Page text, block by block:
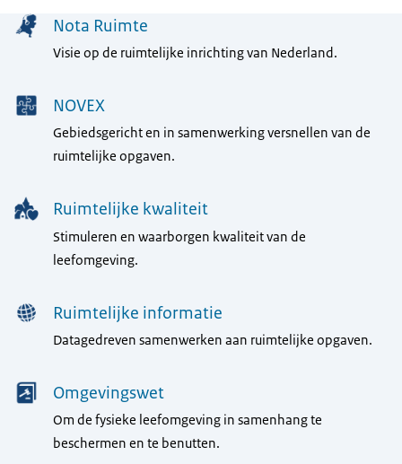
Menu Nota Ruimte
Visie op de ruimtelijke inrichting van Nederland.
NOVEX
Gebiedsgericht en in samenwerking versnellen van de
ruimtelijke opgaven.
Ruimtelijke kwaliteit
Stimuleren en waarborgen kwaliteit van de
leefomgeving.
Ruimtelijke informatie
Datagedreven samenwerken aan ruimtelijke opgaven.
Omgevingswet
Om de fysieke leefomgeving in samenhang te
beschermen en te benutten.